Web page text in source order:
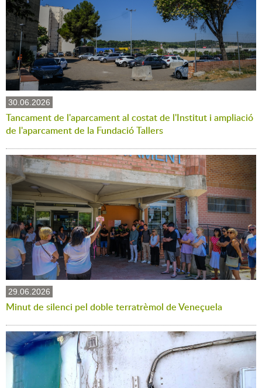
30.06.2026
Tancament de l'aparcament al costat de l'Institut i ampliació
de l'aparcament de la Fundació Tallers
29.06.2026
Minut de silenci pel doble terratrèmol de Veneçuela